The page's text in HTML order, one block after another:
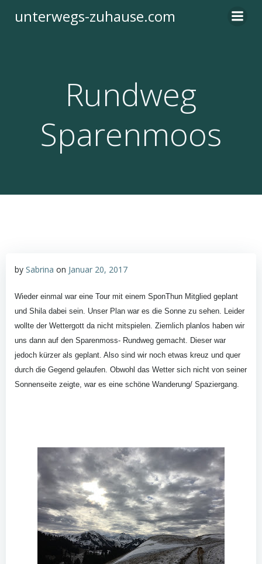
Inhalt
unterwegs-zuhause.com
Rundweg
Sparenmoos
by Sabrina on Januar 20, 2017
Wieder einmal war eine Tour mit einem SponThun Mitglied geplant
und Shila dabei sein. Unser Plan war es die Sonne zu sehen. Leider
wollte der Wettergott da nicht mitspielen. Ziemlich planlos haben wir
uns dann auf den Sparenmoss- Rundweg gemacht. Dieser war
jedoch kürzer als geplant. Also sind wir noch etwas kreuz und quer
durch die Gegend gelaufen. Obwohl das Wetter sich nicht von seiner
Sonnenseite zeigte, war es eine schöne Wanderung/ Spaziergang.